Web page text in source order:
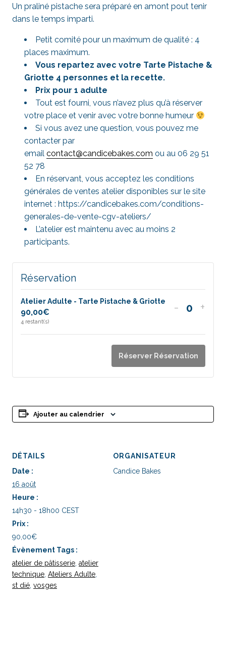
Un praliné pistache sera préparé en amont pout tenir
dans le temps imparti.
Petit comité pour un maximum de qualité : 4
places maximum.
Vous repartez avec votre Tarte Pistache &
Griotte 4 personnes et la recette.
Prix pour 1 adulte
Tout est fourni, vous n’avez plus qu’à réserver
votre place et venir avec votre bonne humeur
Si vous avez une question, vous pouvez me
contacter par
email contact@candicebakes.com ou au 06 29 51
52 78
En réservant, vous acceptez les conditions
générales de ventes atelier disponibles sur le site
internet : https://candicebakes.com/conditions-
generales-de-vente-cgv-ateliers/
L’atelier est maintenu avec au moins 2
participants.
Réservation
Atelier Adulte - Tarte Pistache & Griotte
90,00€
4 restant(s)
Diminuer
quantité
de
billets
pour
Adulte
-
Pistache
-
de
-
+
Réserver Réservation
Ajouter au calendrier
DÉTAILS
Date :
16 août
Heure :
14h30 - 18h00 CEST
Prix :
90,00€
Évènement Tags :
atelier de pâtisserie, atelier
technique, Ateliers Adulte,
st dié, vosges
ORGANISATEUR
Candice Bakes